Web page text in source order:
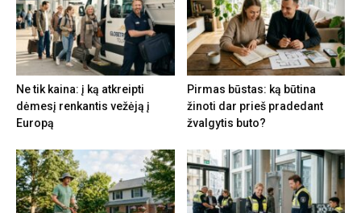
Ne tik kaina: į ką atkreipti
dėmesį renkantis vežėją į
Europą
Pirmas būstas: ką būtina
žinoti dar prieš pradedant
žvalgytis buto?